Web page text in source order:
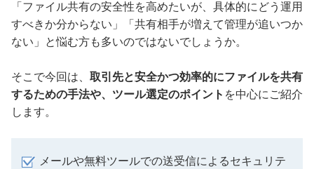
「ファイル共有の安全性を高めたいが、具体的にどう運用
すべきか分からない」「共有相手が増えて管理が追いつか
ない」と悩む方も多いのではないでしょうか。
そこで今回は、 取引先と安全かつ効率的にファイルを共有
するための手法や、ツール選定のポイント を中心にご紹介
します。
メールや無料ツールでの送受信によるセキュリテ